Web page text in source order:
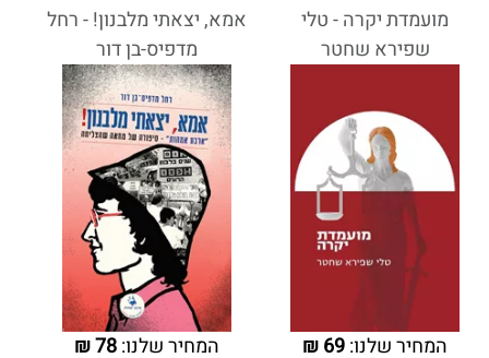
מועמדת יקרה - טלי
שפירא שחטר
המחיר שלנו:69
₪
אמא, יצאתי מלבנון! - רחל
מדפיס-בן דור
המחיר שלנו:78
₪